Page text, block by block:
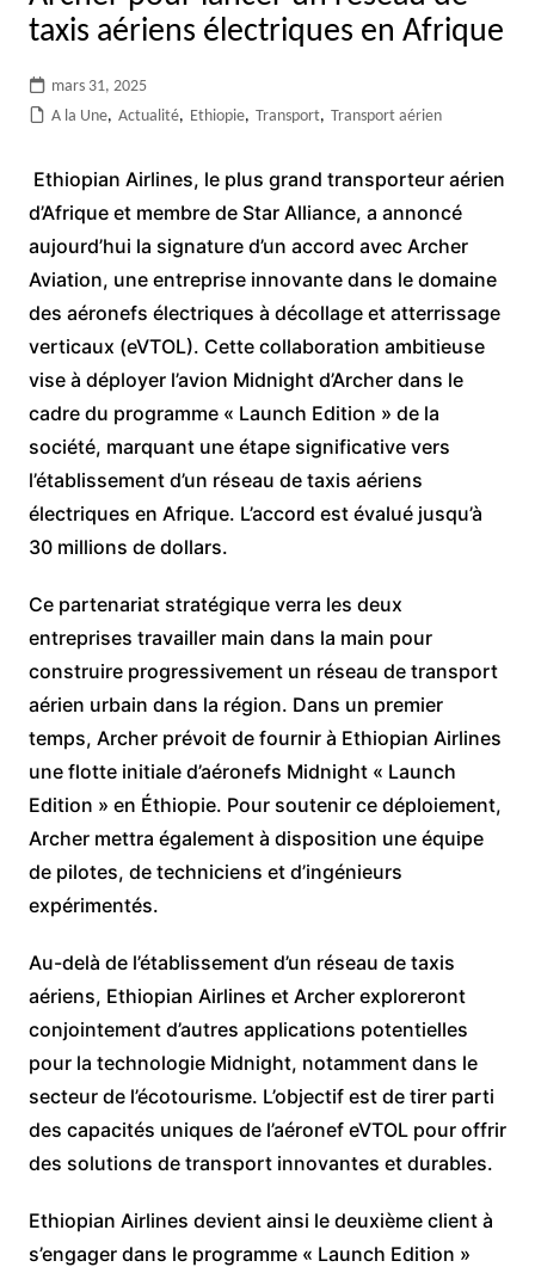
taxis aériens électriques en Afrique
mars 31, 2025
A la Une, Actualité, Ethiopie, Transport, Transport aérien
Ethiopian Airlines, le plus grand transporteur aérien
d’Afrique et membre de Star Alliance, a annoncé
aujourd’hui la signature d’un accord avec Archer
Aviation, une entreprise innovante dans le domaine
des aéronefs électriques à décollage et atterrissage
verticaux (eVTOL). Cette collaboration ambitieuse
vise à déployer l’avion Midnight d’Archer dans le
cadre du programme « Launch Edition » de la
société, marquant une étape significative vers
l’établissement d’un réseau de taxis aériens
électriques en Afrique. L’accord est évalué jusqu’à
30 millions de dollars.
Ce partenariat stratégique verra les deux
entreprises travailler main dans la main pour
construire progressivement un réseau de transport
aérien urbain dans la région. Dans un premier
temps, Archer prévoit de fournir à Ethiopian Airlines
une flotte initiale d’aéronefs Midnight « Launch
Edition » en Éthiopie. Pour soutenir ce déploiement,
Archer mettra également à disposition une équipe
de pilotes, de techniciens et d’ingénieurs
expérimentés.
Au-delà de l’établissement d’un réseau de taxis
aériens, Ethiopian Airlines et Archer exploreront
conjointement d’autres applications potentielles
pour la technologie Midnight, notamment dans le
secteur de l’écotourisme. L’objectif est de tirer parti
des capacités uniques de l’aéronef eVTOL pour offrir
des solutions de transport innovantes et durables.
Ethiopian Airlines devient ainsi le deuxième client à
s’engager dans le programme « Launch Edition »